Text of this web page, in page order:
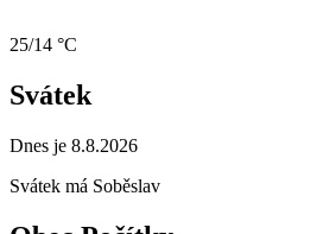
25/14 °C
Svátek
Dnes je 8.8.2026
Svátek má Soběslav